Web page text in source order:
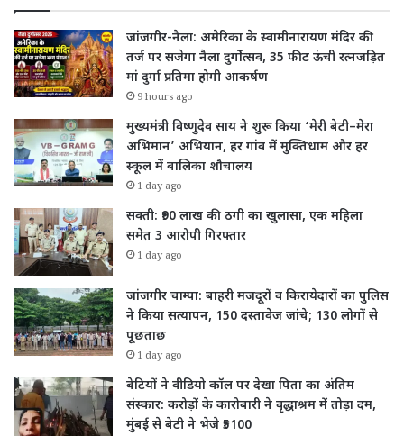
जांजगीर-नैला: अमेरिका के स्वामीनारायण मंदिर की
तर्ज पर सजेगा नैला दुर्गोत्सव, 35 फीट ऊंची रत्नजड़ित
मां दुर्गा प्रतिमा होगी आकर्षण
9 hours ago
मुख्यमंत्री विष्णुदेव साय ने शुरू किया ‘मेरी बेटी–मेरा
अभिमान’ अभियान, हर गांव में मुक्तिधाम और हर
स्कूल में बालिका शौचालय
1 day ago
सक्ती: ₹90 लाख की ठगी का खुलासा, एक महिला
समेत 3 आरोपी गिरफ्तार
1 day ago
जांजगीर चाम्पा: बाहरी मजदूरों व किरायेदारों का पुलिस
ने किया सत्यापन, 150 दस्तावेज जांचे; 130 लोगों से
पूछताछ
1 day ago
बेटियों ने वीडियो कॉल पर देखा पिता का अंतिम
संस्कार: करोड़ों के कारोबारी ने वृद्धाश्रम में तोड़ा दम,
मुंबई से बेटी ने भेजे ₹5100